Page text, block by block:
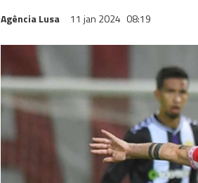
Agência Lusa 11 jan 2024 08:19